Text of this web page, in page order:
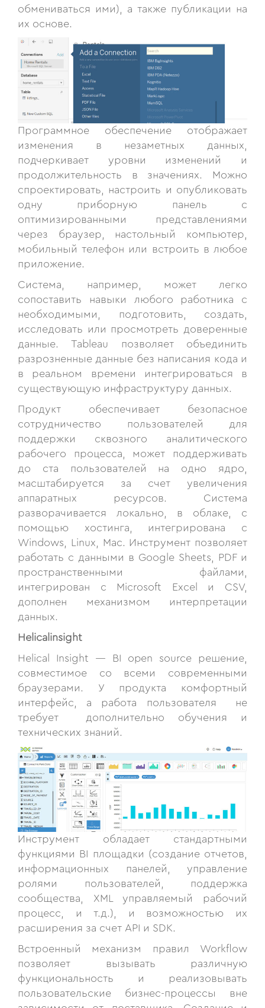
обмениваться ими), а также публикации на
их основе.
Программное обеспечение отображает
изменения в незаметных данных,
подчеркивает уровни изменений и
продолжительность в значениях. Можно
спроектировать, настроить и опубликовать
одну приборную панель с
оптимизированными представлениями
через браузер, настольный компьютер,
мобильный телефон или встроить в любое
приложение.
Система, например, может легко
сопоставить навыки любого работника с
необходимыми, подготовить, создать,
исследовать или просмотреть доверенные
данные. Tableau позволяет объединить
разрозненные данные без написания кода и
в реальном времени интегрироваться в
существующую инфраструктуру данных.
Продукт обеспечивает безопасное
сотрудничество пользователей для
поддержки сквозного аналитического
рабочего процесса, может поддерживать
до ста пользователей на одно ядро,
масштабируется за счет увеличения
аппаратных ресурсов. Система
разворачивается локально, в облаке, с
помощью хостинга, интегрирована с
Windows, Linux, Mac. Инструмент позволяет
работать с данными в Google Sheets, PDF и
пространственными файлами,
интегрирован с Microsoft Excel и CSV,
дополнен механизмом интерпретации
данных.
Helicalinsight
Helical Insight — BI open source решение,
совместимое со всеми современными
браузерами. У продукта комфортный
интерфейс, а работа пользователя не
требует дополнительно обучения и
технических знаний.
Инструмент обладает стандартными
функциями BI площадки (создание отчетов,
информационных панелей, управление
ролями пользователей, поддержка
сообщества, XML управляемый рабочий
процесс, и т.д.), и возможностью их
расширения за счет API и SDK.
Встроенный механизм правил Workflow
позволяет вызывать различную
функциональность и реализовывать
пользовательские бизнес-процессы вне